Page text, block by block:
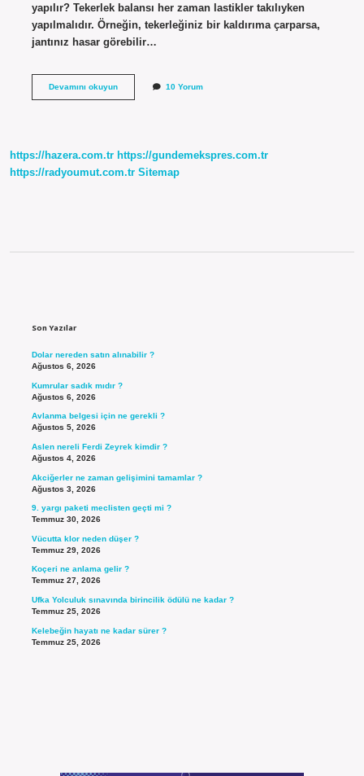
yapılır? Tekerlek balansı her zaman lastikler takılıyken
yapılmalıdır. Örneğin, tekerleğiniz bir kaldırıma çarparsa,
jantınız hasar görebilir…
Devamını okuyunAks
Mı
10 Yorum
https://hazera.com.tr https://gundemekspres.com.tr
https://radyoumut.com.tr Sitemap
Son Yazılar
Dolar nereden satın alınabilir ?
Ağustos 6, 2026
Kumrular sadık mıdır ?
Ağustos 6, 2026
Avlanma belgesi için ne gerekli ?
Ağustos 5, 2026
Aslen nereli Ferdi Zeyrek kimdir ?
Ağustos 4, 2026
Akciğerler ne zaman gelişimini tamamlar ?
Ağustos 3, 2026
9. yargı paketi meclisten geçti mi ?
Temmuz 30, 2026
Vücutta klor neden düşer ?
Temmuz 29, 2026
Koçeri ne anlama gelir ?
Temmuz 27, 2026
Ufka Yolculuk sınavında birincilik ödülü ne kadar ?
Temmuz 25, 2026
Kelebeğin hayatı ne kadar sürer ?
Temmuz 25, 2026